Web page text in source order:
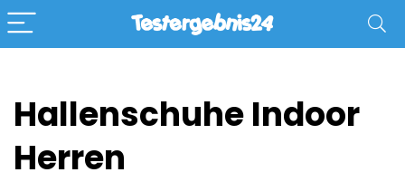
Hallenschuhe Indoor
Herren